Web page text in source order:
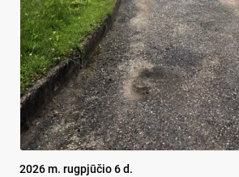
2026 m. rugpjūčio 6 d.